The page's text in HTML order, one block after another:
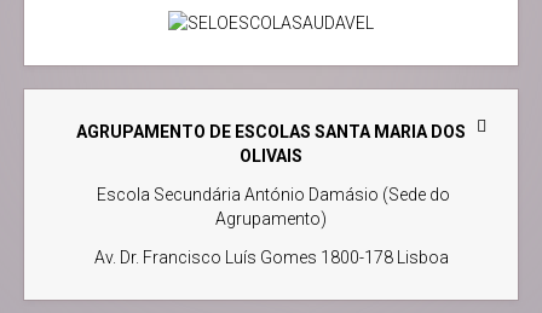
AGRUPAMENTO DE ESCOLAS SANTA MARIA DOS
OLIVAIS
Escola Secundária António Damásio (Sede do
Agrupamento)
Av. Dr. Francisco Luís Gomes 1800-178 Lisboa